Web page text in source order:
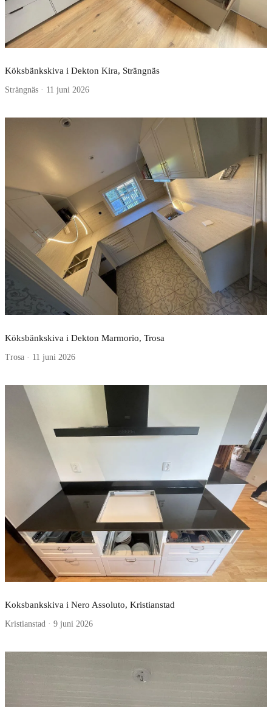
Köksbänkskiva i Dekton Kira, Strängnäs
Strängnäs · 11 juni 2026
Köksbänkskiva i Dekton Marmorio, Trosa
Trosa · 11 juni 2026
Koksbankskiva i Nero Assoluto, Kristianstad
Kristianstad · 9 juni 2026